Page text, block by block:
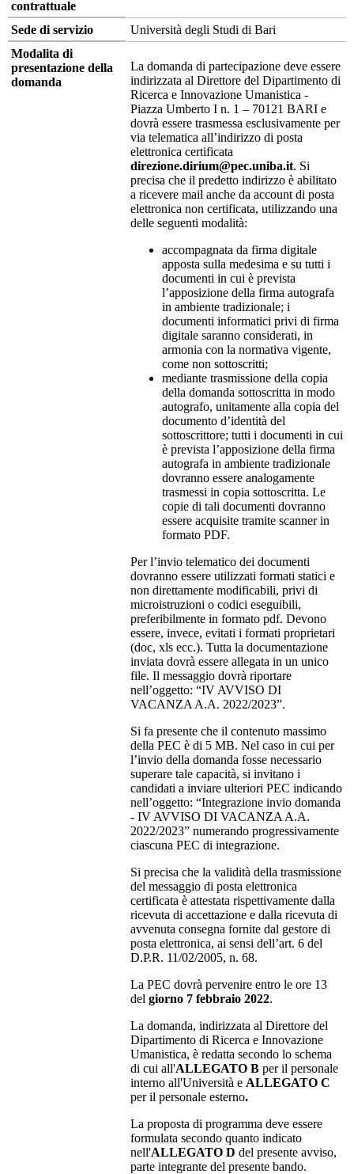
contrattuale
Sede di servizio
Università degli Studi di Bari
Modalita di
presentazione della
domanda
La domanda di partecipazione deve essere
indirizzata al Direttore del Dipartimento di
Ricerca e Innovazione Umanistica -
Piazza Umberto I n. 1 – 70121 BARI e
dovrà essere trasmessa esclusivamente per
via telematica all’indirizzo di posta
elettronica certificata
direzione.dirium@pec.uniba.it. Si
precisa che il predetto indirizzo è abilitato
a ricevere mail anche da account di posta
elettronica non certificata, utilizzando una
delle seguenti modalità:
accompagnata da firma digitale
apposta sulla medesima e su tutti i
documenti in cui è prevista
l’apposizione della firma autografa
in ambiente tradizionale; i
documenti informatici privi di firma
digitale saranno considerati, in
armonia con la normativa vigente,
come non sottoscritti;
mediante trasmissione della copia
della domanda sottoscritta in modo
autografo, unitamente alla copia del
documento d’identità del
sottoscrittore; tutti i documenti in cui
è prevista l’apposizione della firma
autografa in ambiente tradizionale
dovranno essere analogamente
trasmessi in copia sottoscritta. Le
copie di tali documenti dovranno
essere acquisite tramite scanner in
formato PDF.
Per l’invio telematico dei documenti
dovranno essere utilizzati formati statici e
non direttamente modificabili, privi di
microistruzioni o codici eseguibili,
preferibilmente in formato pdf. Devono
essere, invece, evitati i formati proprietari
(doc, xls ecc.). Tutta la documentazione
inviata dovrà essere allegata in un unico
file. Il messaggio dovrà riportare
nell’oggetto: “IV AVVISO DI
VACANZA A.A. 2022/2023”.
Si fa presente che il contenuto massimo
della PEC è di 5 MB. Nel caso in cui per
l’invio della domanda fosse necessario
superare tale capacità, si invitano i
candidati a inviare ulteriori PEC indicando
nell’oggetto: “Integrazione invio domanda
- IV AVVISO DI VACANZA A.A.
2022/2023” numerando progressivamente
ciascuna PEC di integrazione.
Si precisa che la validità della trasmissione
del messaggio di posta elettronica
certificata è attestata rispettivamente dalla
ricevuta di accettazione e dalla ricevuta di
avvenuta consegna fornite dal gestore di
posta elettronica, ai sensi dell’art. 6 del
D.P.R. 11/02/2005, n. 68.
La PEC dovrà pervenire entro le ore 13
del giorno 7 febbraio 2022.
La domanda, indirizzata al Direttore del
Dipartimento di Ricerca e Innovazione
Umanistica, è redatta secondo lo schema
di cui all'ALLEGATO B per il personale
interno all'Università e ALLEGATO C
per il personale esterno.
La proposta di programma deve essere
formulata secondo quanto indicato
nell'ALLEGATO D del presente avviso,
parte integrante del presente bando.